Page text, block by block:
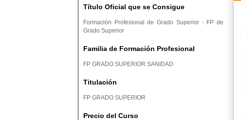
Título Oficial que se Consigue
Formación Profesional de Grado Superior - FP de
Grado Superior
Familia de Formación Profesional
FP GRADO SUPERIOR SANIDAD
Titulación
FP GRADO SUPERIOR
Precio del Curso